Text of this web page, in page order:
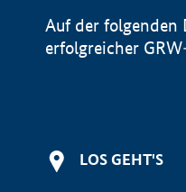
Auf der folgenden
erfolgreicher
LOS GEHT'S